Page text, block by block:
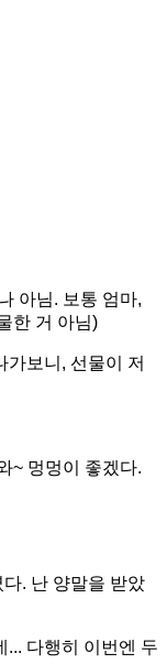
아님. 보통 엄마,
한 거 아님)
가보니, 선물이 저
~ 멍멍이 좋겠다.
. 난 양말을 받았
... 다행히 이번엔 두